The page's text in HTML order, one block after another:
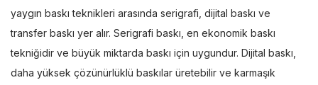
yaygın baskı teknikleri arasında serigrafi, dijital baskı ve
transfer baskı yer alır. Serigrafi baskı, en ekonomik baskı
tekniğidir ve büyük miktarda baskı için uygundur. Dijital baskı,
daha yüksek çözünürlüklü baskılar üretebilir ve karmaşık